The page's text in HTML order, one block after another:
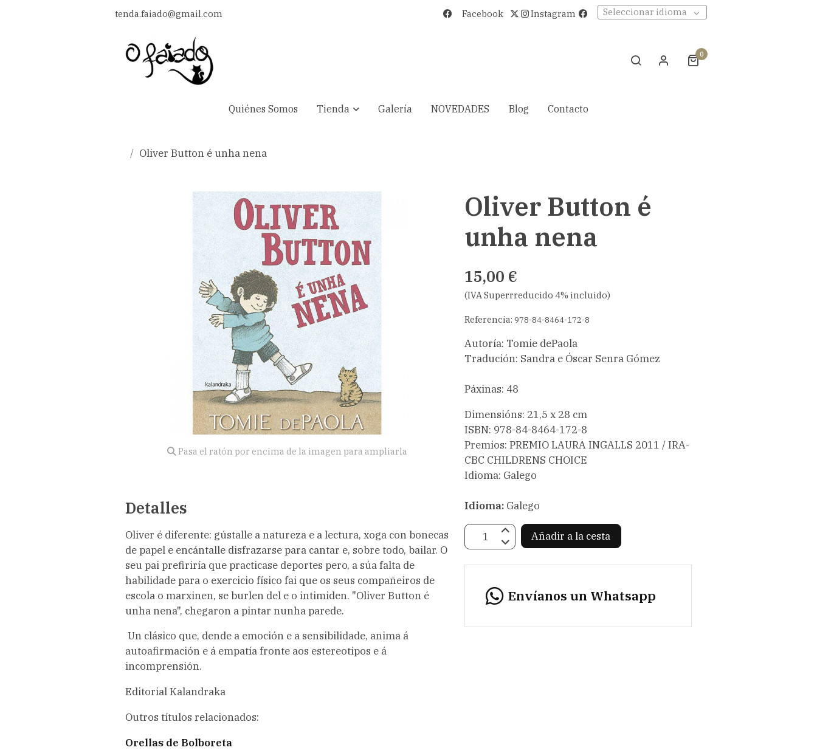
tenda.faiado@gmail.com Facebook Instagram Seleccionar idioma
0
Quiénes Somos Tienda Galería NOVEDADES Blog Contacto
Oliver Button é unha nena
Pasa el ratón por encima de la imagen para ampliarla
Detalles
Oliver é diferente: gústalle a natureza e a lectura, xoga con bonecas
de papel e encántalle disfrazarse para cantar e, sobre todo, bailar. O
seu pai prefiriría que practicase deportes pero, a súa falta de
habilidade para o exercicio físico fai que os seus compañeiros de
escola o marxinen, se burlen del e o intimiden. "Oliver Button é
unha nena", chegaron a pintar nunha parede.
Un clásico que, dende a emoción e a sensibilidade, anima á
autoafirmación e á empatía fronte aos estereotipos e á
incomprensión.
Editorial Kalandraka
Outros títulos relacionados:
Orellas de Bolboreta
Oliver Button é
unha nena
15,00 €
(IVA Superrreducido 4% incluido)
Referencia: 978-84-8464-172-8
Autoría: Tomie dePaola
Tradución: Sandra e Óscar Senra Gómez
Páxinas: 48
Dimensións: 21,5 x 28 cm
ISBN: 978-84-8464-172-8
Premios: PREMIO LAURA INGALLS 2011 / IRA-
CBC CHILDRENS CHOICE
Idioma: Galego
Idioma: Galego
Añadir a la cesta
Envíanos un Whatsapp